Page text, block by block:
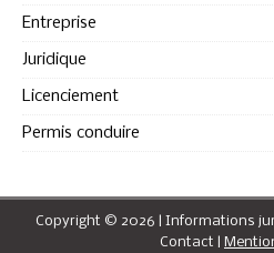
Entreprise
Juridique
Licenciement
Permis conduire
Copyright © 2026 | Informations
Contact